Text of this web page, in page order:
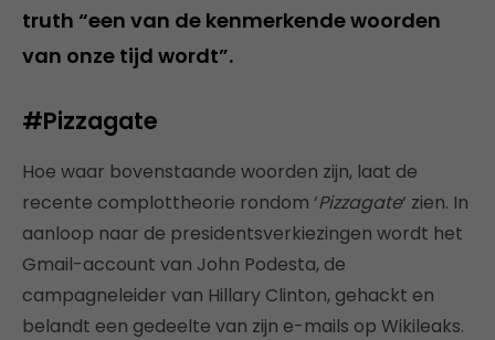
truth “een van de kenmerkende woorden
van onze tijd wordt”.
#Pizzagate
Hoe waar bovenstaande woorden zijn, laat de
recente complottheorie rondom ‘Pizzagate‘ zien. In
aanloop naar de presidentsverkiezingen wordt het
Gmail-account van John Podesta, de
campagneleider van Hillary Clinton, gehackt en
belandt een gedeelte van zijn e-mails op Wikileaks.